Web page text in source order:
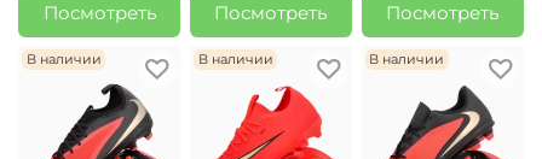
Посмотреть
Посмотреть
Посмотреть
В наличии В наличии В наличии